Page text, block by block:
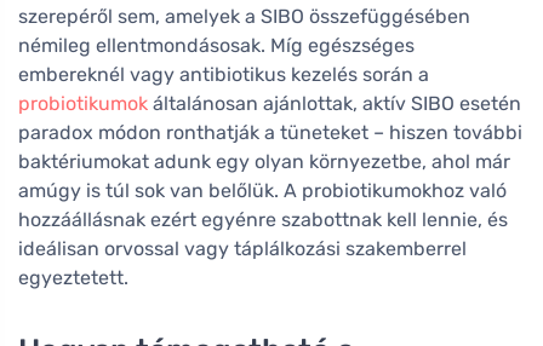
szerepéről sem, amelyek a SIBO összefüggésében
némileg ellentmondásosak. Míg egészséges
embereknél vagy antibiotikus kezelés során a
probiotikumok általánosan ajánlottak, aktív SIBO esetén
paradox módon ronthatják a tüneteket – hiszen további
baktériumokat adunk egy olyan környezetbe, ahol már
amúgy is túl sok van belőlük. A probiotikumokhoz való
hozzáállásnak ezért egyénre szabottnak kell lennie, és
ideálisan orvossal vagy táplálkozási szakemberrel
egyeztetett.